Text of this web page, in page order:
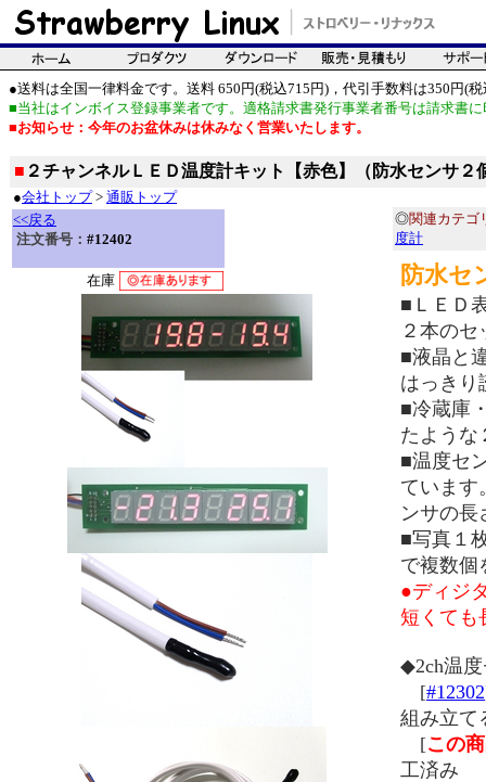
●送料は全国一律料金です。送料 650円(税込715円)，代引手数料は350円(税
■当社はインボイス登録事業者です。適格請求書発行事業者番号は請求書
■お知らせ：今年のお盆休みは休みなく営業いたします。
■ ２チャンネルＬＥＤ温度計キット【赤色】（防水センサ２
●会社トップ> 通販トップ
<<戻る
注文番号： #12402
在庫
◎関連カテゴ
度計
防水セ
■ＬＥＤ
２本のセ
■液晶と
はっきり
■冷蔵庫
たような
■温度セ
ています
ンサの長
■写真１
で複数個
●ディジ
短くても
◆2ch温
[#12302
組み立て
[この
工済み